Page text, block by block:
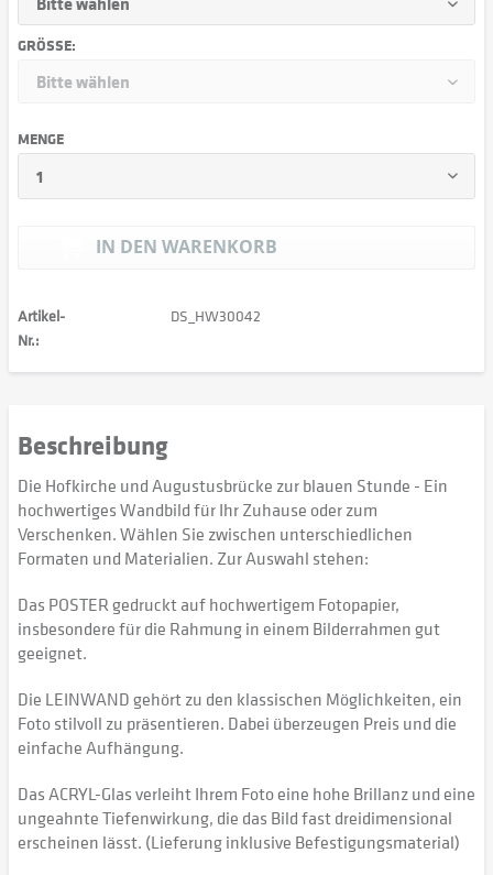
GRÖSSE:
MENGE
IN DEN WARENKORB
Artikel-
Nr.:
DS_HW30042
Beschreibung
Die Hofkirche und Augustusbrücke zur blauen Stunde - Ein
hochwertiges Wandbild für Ihr Zuhause oder zum
Verschenken. Wählen Sie zwischen unterschiedlichen
Formaten und Materialien. Zur Auswahl stehen:
Das POSTER gedruckt auf hochwertigem Fotopapier,
insbesondere für die Rahmung in einem Bilderrahmen gut
geeignet.
Die LEINWAND gehört zu den klassischen Möglichkeiten, ein
Foto stilvoll zu präsentieren. Dabei überzeugen Preis und die
einfache Aufhängung.
Das ACRYL-Glas verleiht Ihrem Foto eine hohe Brillanz und eine
ungeahnte Tiefenwirkung, die das Bild fast dreidimensional
erscheinen lässt. (Lieferung inklusive Befestigungsmaterial)